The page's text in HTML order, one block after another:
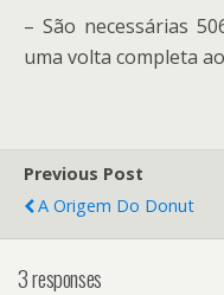
– São necessárias
uma volta completa
Previous Post
A Origem Do Donut
3 responses